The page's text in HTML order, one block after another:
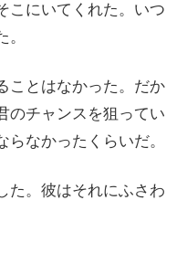
こにいてくれた。いつ
ことはなかった。だか
のチャンスを狙ってい
なかったくらいだ。
た。彼はそれにふさわ